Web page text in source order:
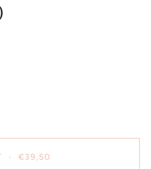
• €39,50